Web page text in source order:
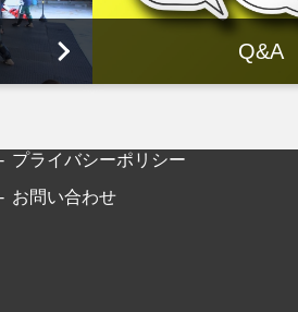
Q&A
プライバシーポリシー
お問い合わせ